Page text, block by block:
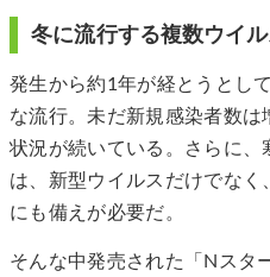
冬に流行する複数ウイ
発生から約1年が経とうとし
な流行。未だ新規感染者数
状況が続いている。さらに、
は、新型ウイルスだけでなく
にも備えが必要だ。
そんな中発売された「Nスタ